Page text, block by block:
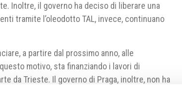
Inoltre, il governo ha deciso di liberare una
tramite l’oleodotto TAL, invece, continuano
a partire dal prossimo anno, alle
motivo, sta finanziando i lavori di
da Trieste. Il governo di Praga, inoltre, non ha
comunitarie per le importazioni di